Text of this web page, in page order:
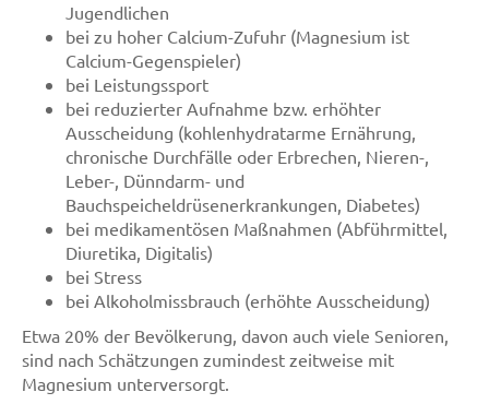
Jugendlichen
bei zu hoher Calcium-Zufuhr (Magnesium ist
Calcium-Gegenspieler)
bei Leistungssport
bei reduzierter Aufnahme bzw. erhöhter
Ausscheidung (kohlenhydratarme Ernährung,
chronische Durchfälle oder Erbrechen, Nieren-,
Leber-, Dünndarm- und
Bauchspeicheldrüsenerkrankungen, Diabetes)
bei medikamentösen Maßnahmen (Abführmittel,
Diuretika, Digitalis)
bei Stress
bei Alkoholmissbrauch (erhöhte Ausscheidung)
Etwa 20% der Bevölkerung, davon auch viele Senioren,
sind nach Schätzungen zumindest zeitweise mit
Magnesium unterversorgt.